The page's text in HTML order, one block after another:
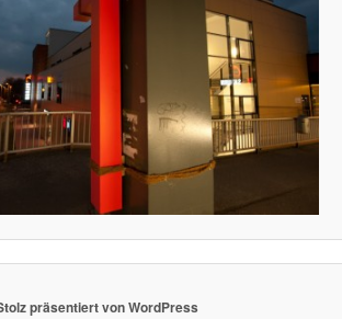
präsentiert von WordPress